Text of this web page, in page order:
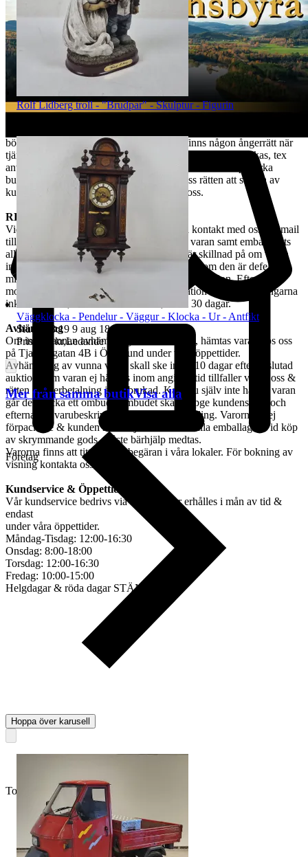
observera att det inte får skickas till paketombud.
Det är kundens ansvar att objektet skickas tillbaka i exakt samma
skick som vid köptillfället och är skyldig att paketera och hantera
auktionsobjektet så att det inte skadas under transporten. Vi har rätt
att göra avdrag motsvarande den värdeminskning som uppstått till
följd av att kund har hanterat varan i större omfattning än som varit
nödvändigt. Värdeminskningen bedöms från fall till fall. Vi försöker
hantera alla returer så snabbt som möjligt. Efter att kundens retur
hanterats återbetalas pengarna för den köpta varan. Ångerrätten
börjar utföras och gått med på att det inte finns någon ångerrätt när
tjänsten har fullgjorts. Om misstanke att ångerrätt missbrukas, tex
används för att ej behöva stå fast vid bud och därmed påverka
budgivningsprocessen, förbehåller sig vi oss rätten att stänga av
kundens konto för vidare budgivning hos oss.
REKLAMATION
Vid Reklamation ska kunden omgående ta kontakt med oss via mail
till tradera@jabab.se samt bifoga bilder på varan samt emballagets
alla sidor och packmateriel. Notera att det är skillnad på om varan
inte lever upp till kundens förväntningar eller om den är defekt,
mindre defekter är inte ett giltigt skäl till reklamation. Efter
mottagande av vara samt godkänd reklamation återbetalas pengarna
inkl. returfrakt, om kund betalat den, inom 30 dagar.
Avhämtning
Om ingen annan avhämtningsadress angetts, hämtas varan hos oss
på Tjalmargatan 4B i Östersund under våra öppettider.
Avhämtning av vunna varor skall ske inom 10 dagar efter avslutad
auktion. Om varan ej hämtas inom angiven tid tillfaller varan oss &
rätten till återbetalning är förbrukad. Kan Du själv inte hämta varan
går det skicka ett ombud. Ombudet skall uppge kundens för- och
efternamn, varubeskrivning & egen ID-handling. Varorna är ej
förpackade & kunden måste själv tillhandahålla emballage. Vid köp
av skrymmande gods, måste bärhjälp medtas.
Varorna finns att titta på vid begäran i våra lokaler. För bokning av
visning kontakta oss, se nedan.
Kundservice & Öppettider
Vår kundservice bedrivs via e-post. Svar erhålles i mån av tid &
endast
under våra öppettider.
Måndag-Tisdag: 12:00-16:30
Onsdag: 8:00-18:00
Torsdag: 12:00-16:30
Fredag: 10:00-15:00
Helgdagar & röda dagar STÄNGT
Företag
Toppsäljare
Rolf Lidberg troll - "Brudpar" - Skulptur - Figurin
Väggklocka - Pendelur - Väggur - Klocka - Ur - Antfikt
Sluttid
18:19 9 aug 18:19
Pris:
100 kr,Ledande bud
Mer från samma butikVisa alla
Hoppa över karusell